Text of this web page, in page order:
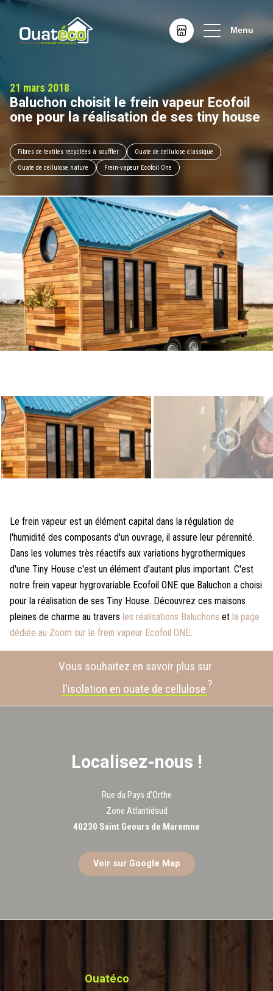
Menu
Baluchon choisit le frein vapeur Ecofoil
one pour la réalisation de ses tiny house
Fibres de textiles recyclées à souffler
Ouate de cellulose classique
Ouate de cellulose nature
Frein-vapeur Ecofoil One
Le frein vapeur est un élément capital dans la régulation de
l'humidité des composants d'un ouvrage, il assure leur pérennité.
Dans les volumes très réactifs aux variations hygrothermiques
d'une Tiny House c'est un élément d'autant plus important. C'est
notre frein vapeur hygrovariable Ecofoil ONE que Baluchon a choisi
pour la réalisation de ses Tiny House. Découvrez ces maisons
pleines de charme au travers les réalisations Baluchons et la page
dédiée au Zoom sur le frein vapeur Ecofoil ONE.
Vous souhaitez en savoir plus sur
l'isolation en ouate de cellulose?
Localisez-nous !
Rue du Pays d'Orthe
Zone Atlantidsud
40230 Saint Geours de Maremne
Voir sur Google Map
Ouatéco